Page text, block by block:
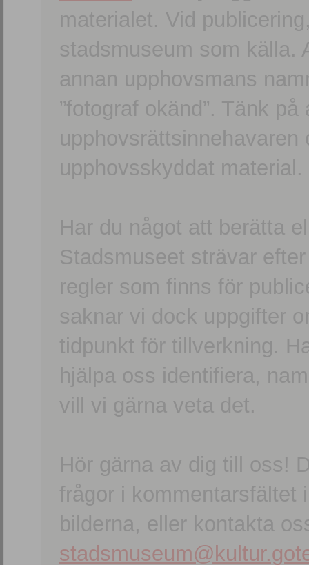
materialet. Vid
stadsmuseum som källa.
annan upphovsmans
”fotograf okänd”. Tänk
upphovsskyddat material.
Har du något att berätta
Stadsmuseet strävar
regler som finns för
saknar vi dock uppgifter
tidpunkt för tillverkning.
hjälpa oss identifiera,
vill vi gärna veta det.
Hör gärna av dig till oss!
frågor i kommentarsfältet
bilderna, eller kontakta